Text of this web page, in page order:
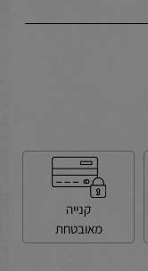
קנייה
מאובטחת